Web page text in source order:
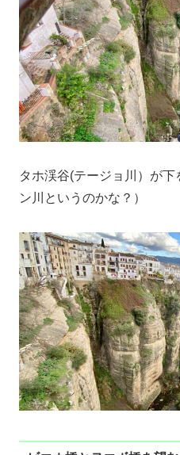
タホ渓谷(テージョ川）が
ン川というのかな？）